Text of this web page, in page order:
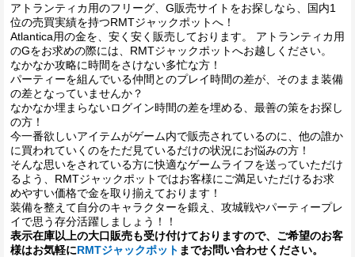
アトランティカ用のフリーグ、G販売サイトをお探しなら、国内1
位の売買実績を持つRMTジャックポットへ！
Atlantica用の金を、安く安く販売しております。 アトランティカ用
のGをお求めの際には、RMTジャックポットへお越しください。
なかなか攻略に時間をさけない多忙な方！
パーティーを組んでいる仲間とのプレイ時間の差が、そのまま装備
の差となっていませんか？
なかなか埋まらないログイン時間の差を埋める、最善の策をお探し
の方！
今一番欲しいアイテムがゲーム内で販売されているのに、他の誰か
に買われていくのをただ見ているだけの状況にお悩みの方！
そんな思いをされている方に快適なゲームライフを送っていただけ
るよう、RMTジャックポットではお客様にご満足いただけるお求
めやすい価格で金を取り揃えております！
装備を整えて自分のキャラクターを鍛え、攻城戦やパーティープレ
イで思う存分活躍しましょう！！
表示在庫以上の大口販売も受け付けておりますので、ご希望のお客
様はお気軽にRMTジャックポット までお問い合わせください。